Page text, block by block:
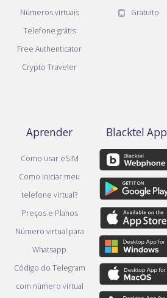
Números virtuais
Telefone grátis
Free Authenticator
Crypto Traveler
Gratuito
Aprender
Como usar eSIM
Como iniciar meu
telefone virtual?
Preços e Planos
Número virtual para
Whatsapp
Código do Telegram
com número virtual
Blacktel App